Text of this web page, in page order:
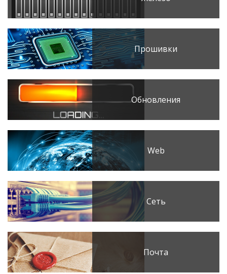
Прошивки
Обновления
Web
Сеть
Почта